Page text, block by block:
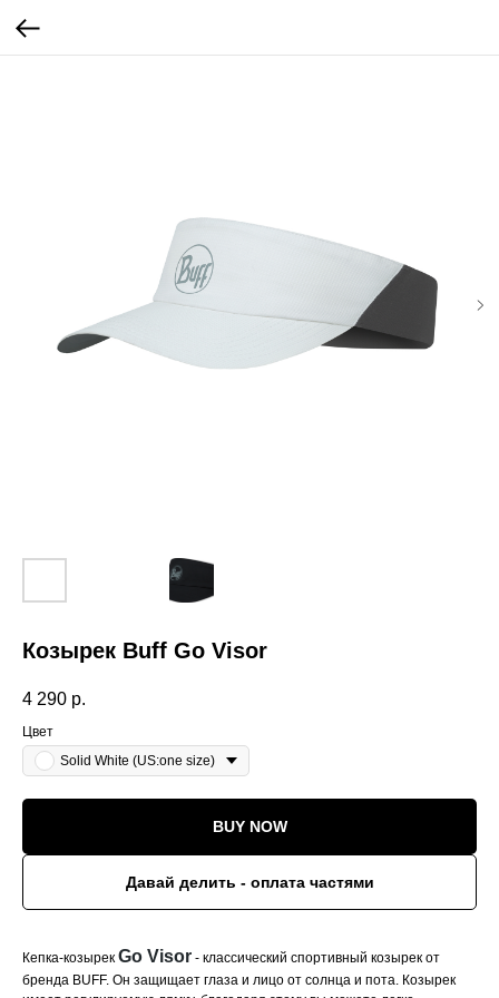
Козырек Buff Go Visor
4 290 р.
Цвет
Solid White (US:one size)
BUY NOW
Давай делить - оплата частями
Кепка-козырек Go Visor - классический спортивный козырек от
бренда BUFF. Он защищает глаза и лицо от солнца и пота. Козырек